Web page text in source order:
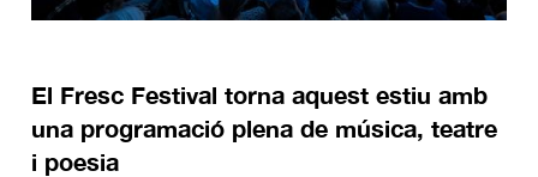
El Fresc Festival torna aquest estiu amb
una programació plena de música, teatre
i poesia